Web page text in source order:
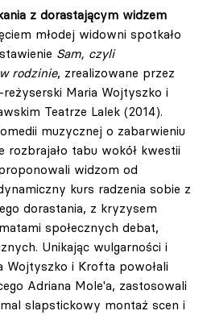
z dorastającym widzem
młodej widowni spotkało
Sam, czyli
rodzinie, zrealizowane przez
Maria Wojtyszko i
Teatrze Lalek (2014).
muzycznej o zabarwieniu
rozbrajało tabu wokół kwestii
widzom od
kurs radzenia sobie z
dorastania, z kryzysem
społecznych debat,
Unikając wulgarności i
Wojtyszko i Krofta powołali
Adriana Mole'a, zastosowali
slapstickowy montaż scen i